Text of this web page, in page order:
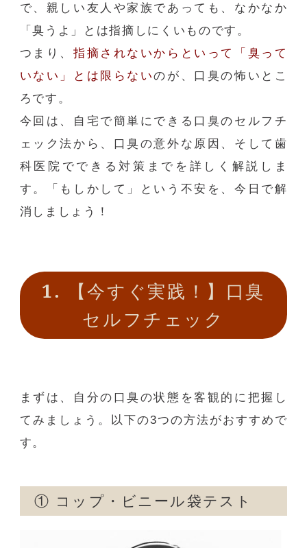
で、親しい友人や家族であっても、なかなか
「臭うよ」とは指摘しにくいものです。
つまり、 指摘されないからといって「臭って
いない」とは限らないのが、口臭の怖いとこ
ろです。
今回は、自宅で簡単にできる口臭のセルフチ
ェック法から、口臭の意外な原因、そして歯
科医院でできる対策までを詳しく解説しま
す。「もしかして」という不安を、今日で解
消しましょう！
1.
【今すぐ実践！】口臭
セルフチェック
まずは、自分の口臭の状態を客観的に把握し
てみましょう。以下の3つの方法がおすすめで
す。
① コップ・ビニール袋テスト